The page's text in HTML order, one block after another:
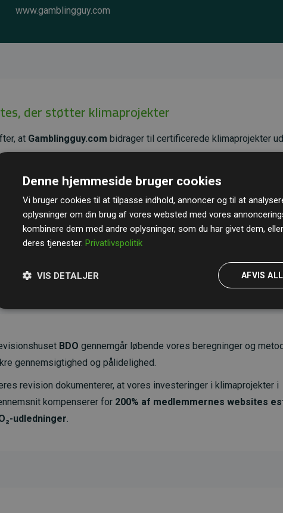
www.gamblingguy.com
der støtter klimaprojekter
at Gamblingguy.com bidrager til certificerede klimaprojekter
CO₂-reducerende effekt, som i gennemsnit svarer til
udledning fra hjemmesiden.
gennemGold Standard– en international ordning, der sikrer
Du kan læse mere om de konkrete projekter her.
BDO gennemgår løbende vores beregninger og
gennemsigtighed og pålidelighed.
revision dokumenterer, at vores investeringer i klimaprojekter i
kompenserer for 200% af medlemmernes websites
udledninger.
Denne hjemmeside bruger cookies
Vi bruger cookies til at tilpasse indhold, annoncer og til at
oplysninger om din brug af vores websted med vores
kombinere dem med andre oplysninger, som du har givet dem,
deres tjenester. Privatlivspolitik
AFVIS
VIS DETALJER